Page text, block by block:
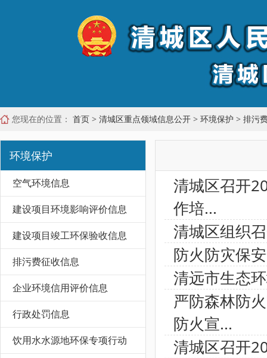
您现在的位置： 首页 > 清城区重点领域信息公开 > 环境保护 > 排污
环境保护
空气环境信息
建设项目环境影响评价信息
建设项目竣工环保验收信息
排污费征收信息
企业环境信用评价信息
行政处罚信息
饮用水水源地环保专项行动
清城区召开
作培...
清城区组织
防火防灾保
清远市生态
严防森林防
防火宣...
清城区召开